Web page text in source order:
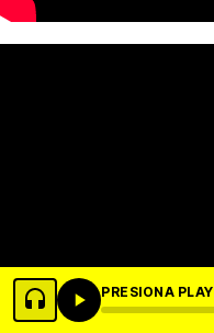
PRESIONA PLAY